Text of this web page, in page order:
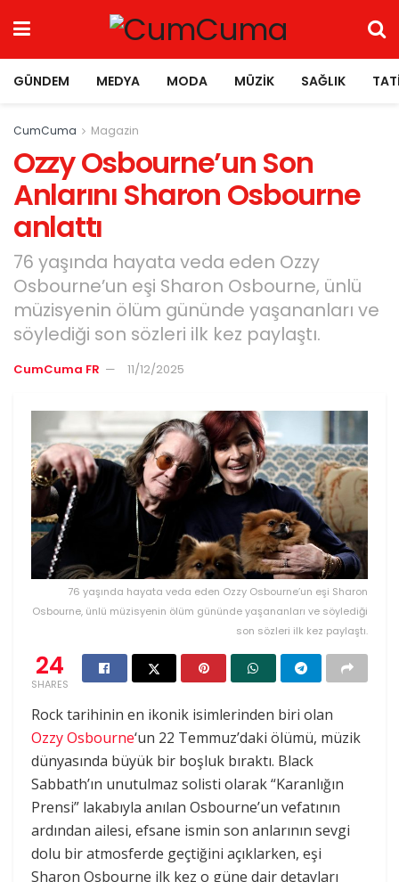
GÜNDEM MEDYA MODA MÜZIK SAĞLIK
CumCuma Magazin
Ozzy Osbourne’un Son
Anlarını Sharon Osbourne
anlattı
76 yaşında hayata veda eden Ozzy
Osbourne’un eşi Sharon Osbourne, ünlü
müzisyenin ölüm gününde yaşananları ve
söylediği son sözleri ilk kez paylaştı.
CumCuma FR 11/12/2025
76 yaşında hayata veda eden Ozzy Osbourne’un eşi Sharon
Osbourne, ünlü müzisyenin ölüm gününde yaşananları ve söylediği
son sözleri ilk kez paylaştı.
24
SHARES
Rock tarihinin en ikonik isimlerinden biri olan
Ozzy Osbourne‘un 22 Temmuz’daki ölümü, müzik
dünyasında büyük bir boşluk bıraktı. Black
Sabbath’ın unutulmaz solisti olarak “Karanlığın
Prensi” lakabıyla anılan Osbourne’un vefatının
ardından ailesi, efsane ismin son anlarının sevgi
dolu bir atmosferde geçtiğini açıklarken, eşi
Sharon Osbourne ilk kez o güne dair detayları